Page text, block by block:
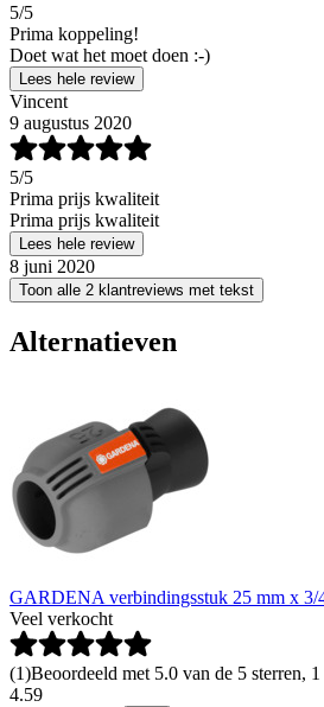
5/5
Prima koppeling!
Doet wat het moet doen :-)
Lees hele review
Vincent
9 augustus 2020
5/5
Prima prijs kwaliteit
Prima prijs kwaliteit
Lees hele review
8 juni 2020
Toon alle 2 klantreviews met tekst
Alternatieven
GARDENA verbindingsstuk 25 mm x 3/
Veel verkocht
(1)Beoordeeld met 5.0 van de 5 sterren,
4.59